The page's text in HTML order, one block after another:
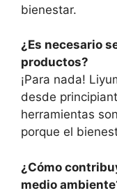
bienestar.
¿Es necesario
productos?
¡Para nada!
desde
herramientas
porque el
¿Cómo
medio